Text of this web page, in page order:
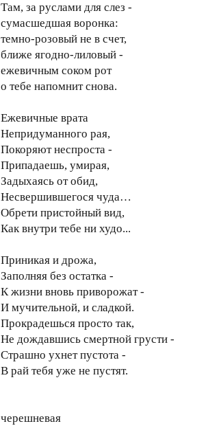
Там, за руслами для слез -
сумасшедшая воронка:
темно-розовый не в счет,
ближе ягодно-лиловый -
ежевичным соком рот
о тебе напомнит снова.
Ежевичные врата
Непридуманного рая,
Покоряют неспроста -
Припадаешь, умирая,
Задыхаясь от обид,
Несвершившегося чуда…
Обрети пристойный вид,
Как внутри тебе ни худо...
Приникая и дрожа,
Заполняя без остатка -
К жизни вновь приворожат -
И мучительной, и сладкой.
Прокрадешься просто так,
Не дождавшись смертной грусти -
Страшно ухнет пустота -
В рай тебя уже не пустят.
черешневая